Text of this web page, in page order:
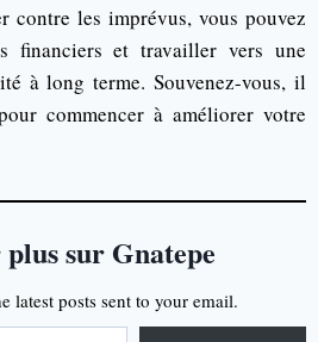
contre les imprévus, vous pouvez
financiers et travailler vers une
à long terme. Souvenez-vous, il
commencer à améliorer votre
sur Gnatepe
latest posts sent to your email.